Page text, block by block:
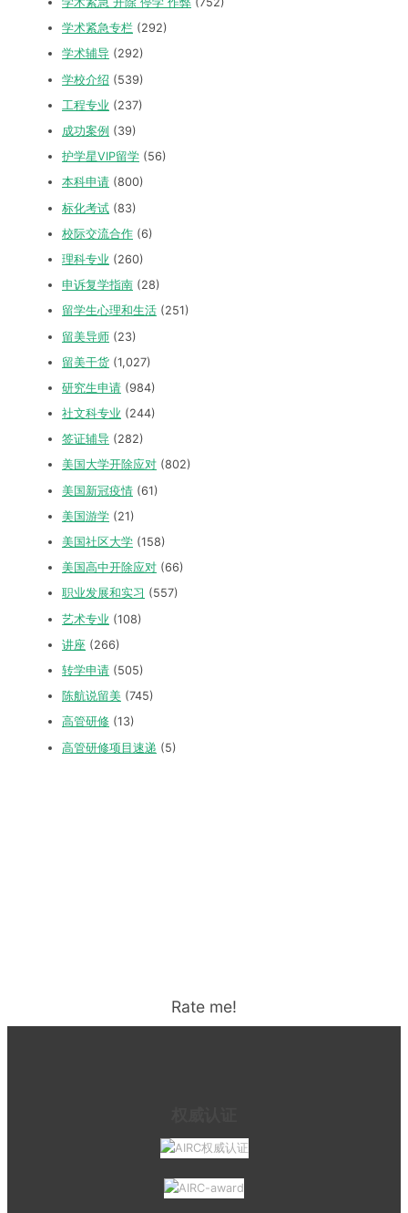
学术紧急专栏 (292)
学术辅导 (292)
学校介绍 (539)
工程专业 (237)
成功案例 (39)
护学星VIP留学 (56)
本科申请 (800)
标化考试 (83)
校际交流合作 (6)
理科专业 (260)
申诉复学指南 (28)
留学生心理和生活 (251)
留美导师 (23)
留美干货 (1,027)
研究生申请 (984)
社文科专业 (244)
签证辅导 (282)
美国大学开除应对 (802)
美国新冠疫情 (61)
美国游学 (21)
美国社区大学 (158)
美国高中开除应对 (66)
职业发展和实习 (557)
艺术专业 (108)
讲座 (266)
转学申请 (505)
陈航说留美 (745)
高管研修 (13)
高管研修项目速递 (5)
Rate me!